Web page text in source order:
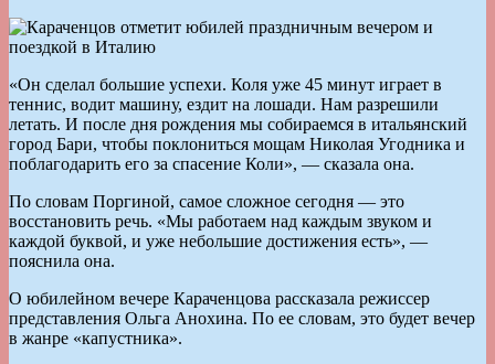
«Он сделал большие успехи. Коля уже 45 минут играет в
теннис, водит машину, ездит на лошади. Нам разрешили
летать. И после дня рождения мы собираемся в итальянский
город Бари, чтобы поклониться мощам Николая Угодника и
поблагодарить его за спасение Коли», — сказала она.
По словам Поргиной, самое сложное сегодня — это
восстановить речь. «Мы работаем над каждым звуком и
каждой буквой, и уже небольшие достижения есть», —
пояснила она.
О юбилейном вечере Караченцова рассказала режиссер
представления Ольга Анохина. По ее словам, это будет вечер
в жанре «капустника».